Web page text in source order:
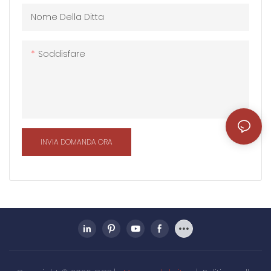
Nome Della Ditta
Soddisfare
INVIA DOMANDA ORA
requisito. È ampiamente
riunioni o ufficio in cantiere